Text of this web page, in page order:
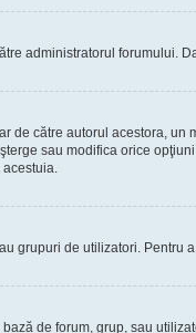
administratorul forumului.
de către autorul acestora,
sau modifica orice
grupuri de utilizatori.
de forum, grup, sau